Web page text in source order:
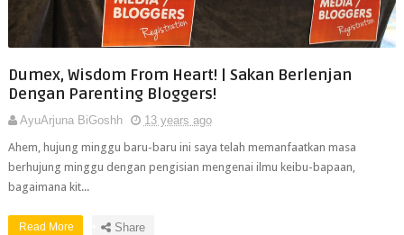
Dumex, Wisdom From Heart! | Sakan Berlenjan
Dengan Parenting Bloggers!
AyuArjuna BiGoshh
13 years ago
Ahem, hujung minggu baru-baru ini saya telah memanfaatkan masa
berhujung minggu dengan pengisian mengenai ilmu keibu-bapaan,
bagaimana kit...
Read More Share